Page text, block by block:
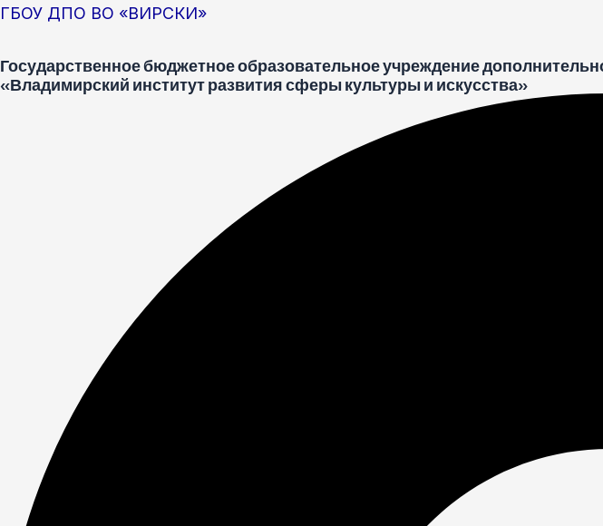
Перейти
содержимому
ГБОУ ДПО ВО «ВИРСКИ»
Государственное бюджетное образовательное учреждение
«Владимирский институт развития сферы культуры и искусства»
Меню